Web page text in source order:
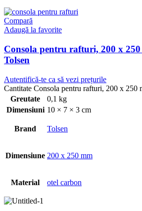
Compară
Adaugă la favorite
Consola pentru rafturi, 200 x
Tolsen
Autentifică-te ca să vezi prețurile
Cantitate Consola pentru rafturi, 200 x 250
Greutate
0,1 kg
Dimensiuni 10 × 7 × 3 cm
Brand Tolsen
Dimensiune 200 x 250 mm
Material otel carbon